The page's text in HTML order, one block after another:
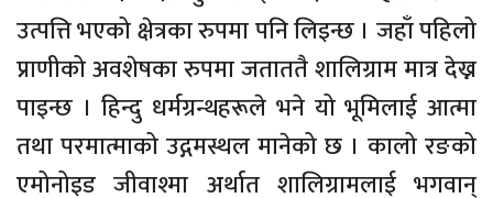
उत्पत्ति भएको क्षेत्रका रुपमा पनि लिइन्छ । जहाँ पहिलो
प्राणीको अवशेषका रुपमा जताततै शालिग्राम मात्र देख्न
पाइन्छ । हिन्दु धर्मग्रन्थहरूले भने यो भूमिलाई आत्मा
तथा परमात्माको उद्गमस्थल मानेको छ । कालो रङको
एमोनोइड जीवाश्मा अर्थात शालिग्रामलाई भगवान्